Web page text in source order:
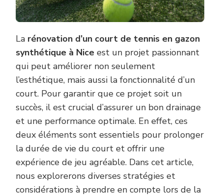
COURT
DE
EN
?
La rénovation d’un court de tennis en gazon
synthétique à Nice est un projet passionnant
qui peut améliorer non seulement
l’esthétique, mais aussi la fonctionnalité d’un
court. Pour garantir que ce projet soit un
succès, il est crucial d’assurer un bon drainage
et une performance optimale. En effet, ces
deux éléments sont essentiels pour prolonger
la durée de vie du court et offrir une
expérience de jeu agréable. Dans cet article,
nous explorerons diverses stratégies et
considérations à prendre en compte lors de la